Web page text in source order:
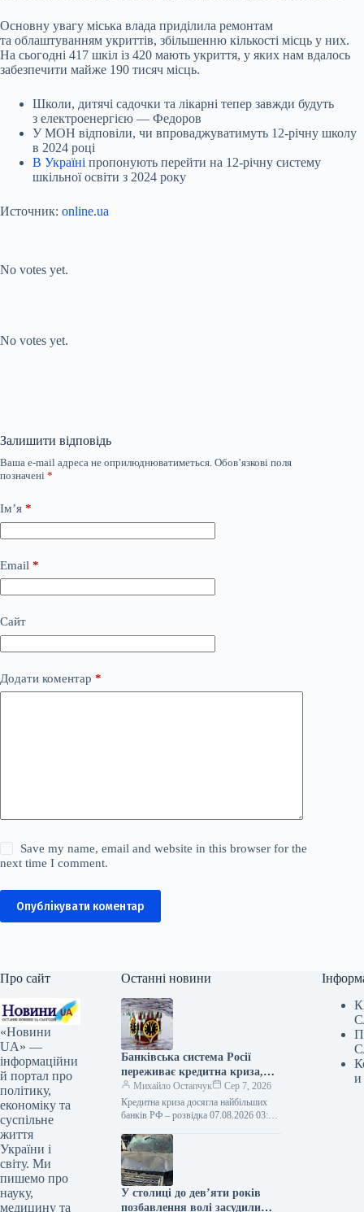
Основну увагу міська влада приділила ремонтам
та облаштуванням укриттів, збільшенню кількості місць у них.
На сьогодні 417 шкіл із 420 мають укриття, у яких нам вдалось
забезпечити майже 190 тисяч місць.
Школи, дитячі садочки та лікарні тепер завжди будуть
з електроенергією — Федоров
У МОН відповіли, чи впроваджуватимуть 12-річну школу
в 2024 році
В Україні пропонують перейти на 12-річну систему
шкільної освіти з 2024 року
Источник: online.ua
No votes yet.
No votes yet.
Залишити відповідь
Ваша e-mail адреса не оприлюднюватиметься. Обов’язкові поля
позначені *
Ім’я *
Email *
Сайт
Додати коментар *
Save my name, email and website in this browser for the
next time I comment.
Опублікувати коментар
Про сайт
«Новини
UA» —
інформаційни
й портал про
політику,
економіку та
суспільне
життя
України і
світу. Ми
пишемо про
науку,
медицину та
Останні новини
Банківська система Росії
переживає кредитна криза,
що торкнулася провідних
фінансових установ.
Михайло Остапчук
Сер 7, 2026
Кредитна криза досягла найбільших
банків РФ – розвідка 07.08.2026 03:10
«Сбер», у фінансовій звітності за
перше…
У столиці до дев’яти років
позбавлення волі засудили
и